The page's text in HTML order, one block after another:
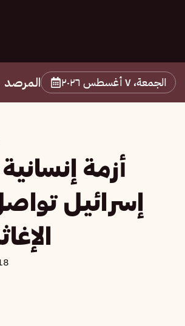
الجمعة، ٧ أغسطس ٢٠٢٦ المرصد
أزمة
إسرائيل
18